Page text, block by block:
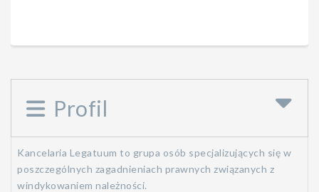
Profil
Kancelaria Legatuum to grupa osób specjalizujących się w
poszczególnych zagadnieniach prawnych związanych z
windykowaniem należności.